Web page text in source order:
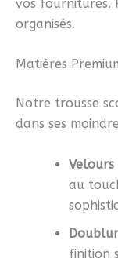
vos fournitures.
organisés.
Matières
Notre trousse
dans ses
au
finition